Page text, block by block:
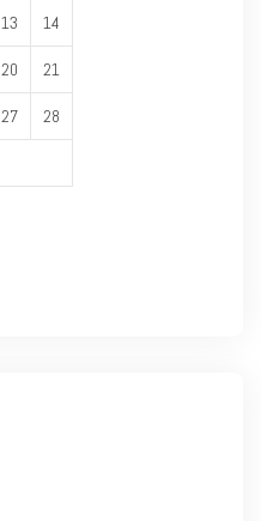
13 14
20 21
27 28